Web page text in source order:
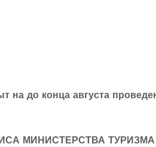
до конца августа
МИНИСТЕРСТВА ТУРИЗМА